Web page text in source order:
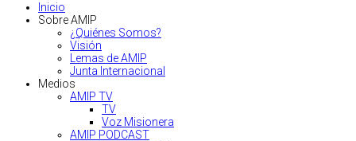
Inicio
Sobre AMIP
¿Quiénes Somos?
Visión
Lemas de AMIP
Junta Internacional
Medios
AMIP TV
TV
Voz Misionera
AMIP PODCAST